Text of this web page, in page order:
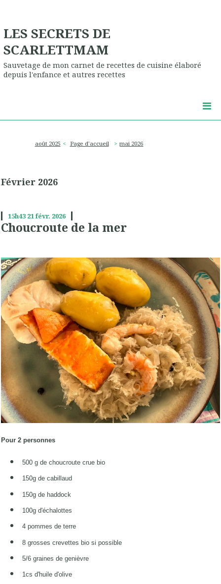
LES SECRETS DE
SCARLETTMAM
Sauvetage de mon carnet de recettes de cuisine élaboré
depuis l'enfance et autres recettes
août 2025 Page d'accueil mai 2026
Février 2026
15h43 21févr. 2026
Choucroute de la mer
Pour 2 personnes
500 g de choucroute crue bio
150g de cabillaud
150g de haddock
100g d'échalottes
4 pommes de terre
8 grosses crevettes bio si possible
5/6 graines de genièvre
1cs d'huile d'olive